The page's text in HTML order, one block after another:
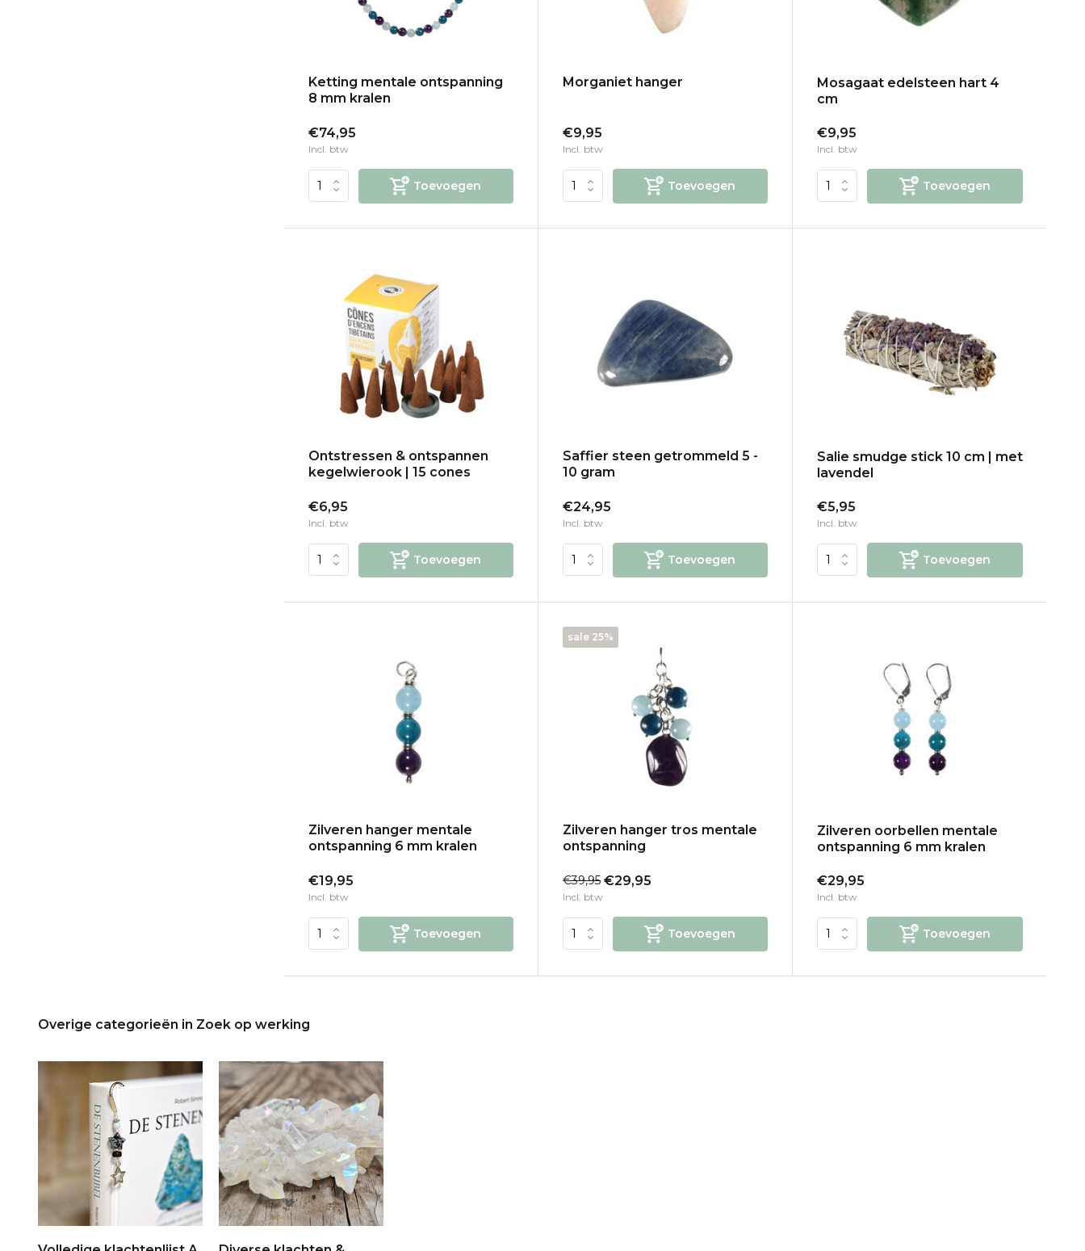
Ketting mentale ontspanning
8 mm kralen
€74,95
Incl. btw
Toevoegen
Morganiet hanger
€9,95
Incl. btw
Toevoegen
Mosagaat edelsteen hart 4
cm
€9,95
Incl. btw
Toevoegen
Ontstressen & ontspannen
kegelwierook | 15 cones
€6,95
Incl. btw
Toevoegen
Saffier steen getrommeld 5 -
10 gram
€24,95
Incl. btw
Toevoegen
Salie smudge stick 10 cm | met
lavendel
€5,95
Incl. btw
Toevoegen
Zilveren hanger mentale
ontspanning 6 mm kralen
€19,95
Incl. btw
Toevoegen
sale 25%
Zilveren hanger tros mentale
ontspanning
€39,95 €29,95
Incl. btw
Toevoegen
Zilveren oorbellen mentale
ontspanning 6 mm kralen
€29,95
Incl. btw
Toevoegen
Overige categorieën in Zoek op werking